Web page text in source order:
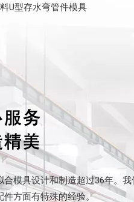
U型存水弯管件模具
模具设计和制造超过36年。我
件方面有特殊的经验。